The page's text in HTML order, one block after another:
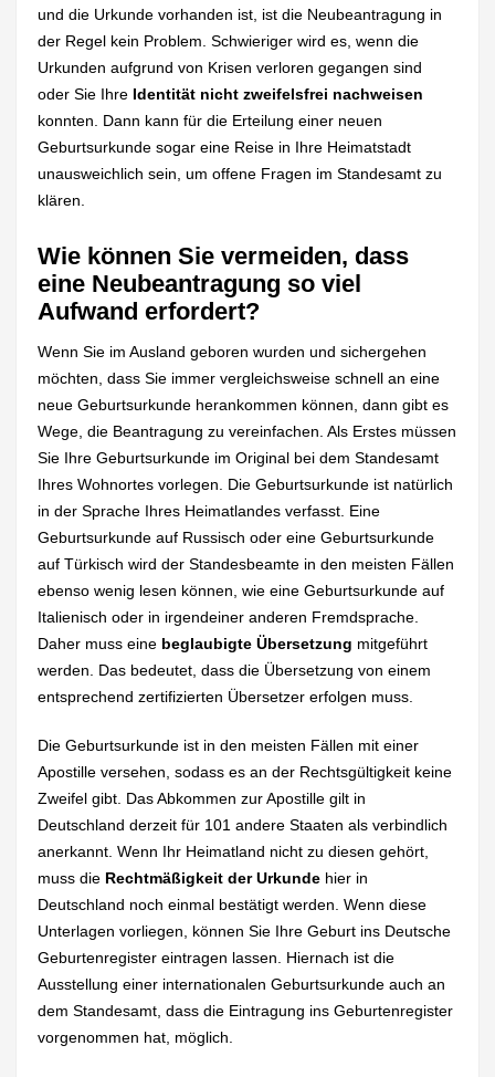
und die Urkunde vorhanden ist, ist die Neubeantragung in
der Regel kein Problem. Schwieriger wird es, wenn die
Urkunden aufgrund von Krisen verloren gegangen sind
oder Sie Ihre Identität nicht zweifelsfrei nachweisen
konnten. Dann kann für die Erteilung einer neuen
Geburtsurkunde sogar eine Reise in Ihre Heimatstadt
unausweichlich sein, um offene Fragen im Standesamt zu
klären.
Wie können Sie vermeiden, dass
eine Neubeantragung so viel
Aufwand erfordert?
Wenn Sie im Ausland geboren wurden und sichergehen
möchten, dass Sie immer vergleichsweise schnell an eine
neue Geburtsurkunde herankommen können, dann gibt es
Wege, die Beantragung zu vereinfachen. Als Erstes müssen
Sie Ihre Geburtsurkunde im Original bei dem Standesamt
Ihres Wohnortes vorlegen. Die Geburtsurkunde ist natürlich
in der Sprache Ihres Heimatlandes verfasst. Eine
Geburtsurkunde auf Russisch oder eine Geburtsurkunde
auf Türkisch wird der Standesbeamte in den meisten Fällen
ebenso wenig lesen können, wie eine Geburtsurkunde auf
Italienisch oder in irgendeiner anderen Fremdsprache.
Daher muss eine beglaubigte Übersetzung mitgeführt
werden. Das bedeutet, dass die Übersetzung von einem
entsprechend zertifizierten Übersetzer erfolgen muss.
Die Geburtsurkunde ist in den meisten Fällen mit einer
Apostille versehen, sodass es an der Rechtsgültigkeit keine
Zweifel gibt. Das Abkommen zur Apostille gilt in
Deutschland derzeit für 101 andere Staaten als verbindlich
anerkannt. Wenn Ihr Heimatland nicht zu diesen gehört,
muss die Rechtmäßigkeit der Urkunde hier in
Deutschland noch einmal bestätigt werden. Wenn diese
Unterlagen vorliegen, können Sie Ihre Geburt ins Deutsche
Geburtenregister eintragen lassen. Hiernach ist die
Ausstellung einer internationalen Geburtsurkunde auch an
dem Standesamt, dass die Eintragung ins Geburtenregister
vorgenommen hat, möglich.